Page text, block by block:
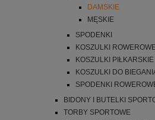
DAMSKIE
MĘSKIE
SPODENKI
KOSZULKI
KOSZULKI PIŁKARSKIE
KOSZULKI DO
SPODENKI
BIDONY I BUTELKI
TORBY SPORTOWE